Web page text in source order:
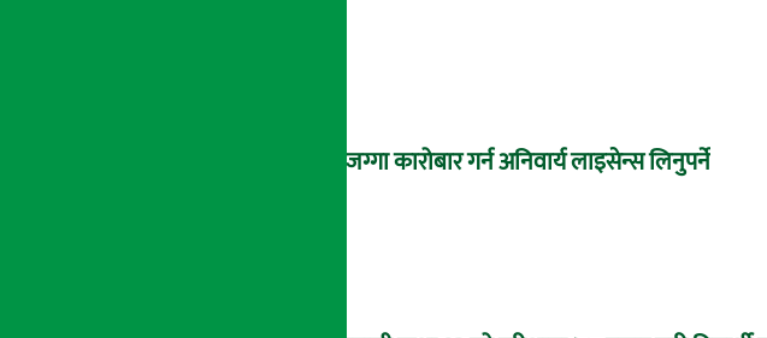
घरजग्गा कारोबार गर्न अनिवार्य लाइसेन्स लिनुपर्ने